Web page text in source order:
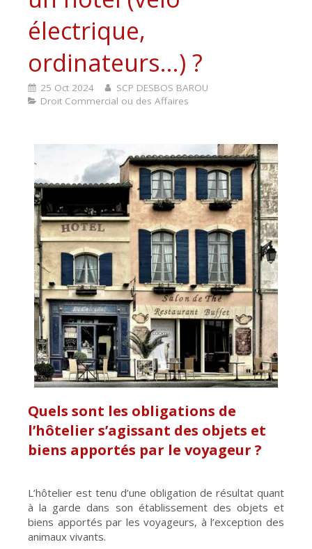
électrique,
ordinateurs…) ?
25 Oct 2024
SCP DESBOS BAROU
Droit Commercial ou des Affaires
Quels sont les obligations de
l’hôtelier s’agissant des objets et
biens apportés par le voyageur ?
L’hôtelier est tenu d’une obligation de résultat quant
à la garde dans son établissement des objets et
biens apportés par les voyageurs, à l’exception des
animaux vivants.